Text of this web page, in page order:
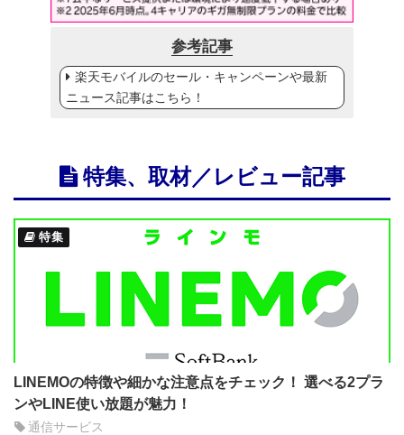
参考記事
楽天モバイルのセール・キャンペーンや最新
ニュース記事はこちら！
特集、取材／レビュー記事
特集
LINEMOの特徴や細かな注意点をチェック！ 選べる2プラ
ンやLINE使い放題が魅力！
通信サービス